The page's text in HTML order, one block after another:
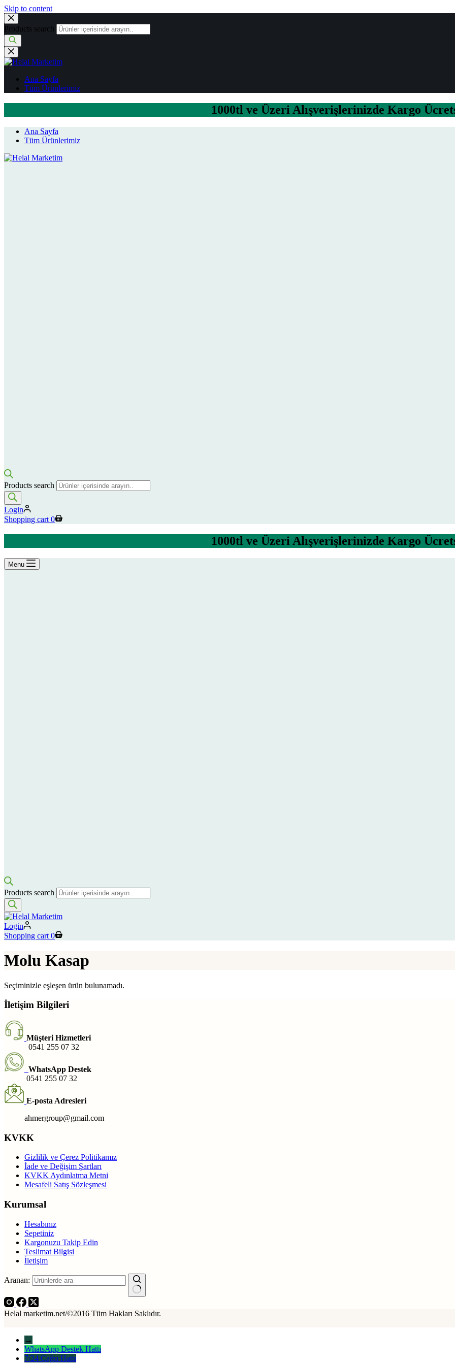
Skip to content
Products search
Ana Sayfa
Tüm Ürünlerimiz
1000tl ve Üzeri Alışverişlerinizde Kargo
Ana Sayfa
Tüm Ürünlerimiz
Products search
Login
Shopping cart 0
1000tl ve Üzeri Alışverişlerinizde Kargo
Menu
Products search
Login
Shopping cart 0
Molu Kasap
Seçiminizle eşleşen ürün bulunamadı.
İletişim Bilgileri
Müşteri Hizmetleri
0541 255 07 32
WhatsApp Destek
0541 255 07 32
E-posta Adresleri
ahmergroup@gmail.com
KVKK
Gizlilik ve Çerez Politikamız
İade ve Değişim Şartları
KVKK Aydınlatma Metni
Mesafeli Satış Sözleşmesi
Kurumsal
Hesabınız
Sepetiniz
Kargonuzu Takip Edin
Teslimat Bilgisi
İletişim
Aranan:
Helal marketim.net/©2016 Tüm Hakları Saklıdır.
→
WhatsApp Destek Hattı
7/24 Çağrı Hattı